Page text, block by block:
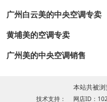
广州白云美的中央空调专卖
黄埔美的空调专卖
广州美的中央空调销售
本站共被浏
技术支持： 网店ID：